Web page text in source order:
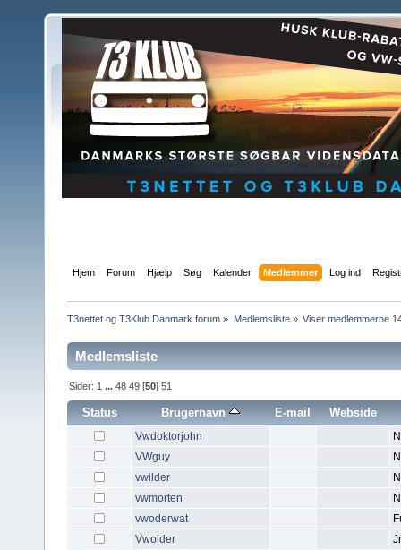
Hjem Forum Hjælp Søg Kalender Medlemmer Log ind
T3nettet og T3Klub Danmark forum » Medlemsliste» Viser medlemmerne
Medlemsliste
Sider: 1 ...48 49 [50]51
Status Brugernavn E-mail Webside
Vwdoktorjohn
VWguy
vwilder
vwmorten
vwoderwat
Vwolder